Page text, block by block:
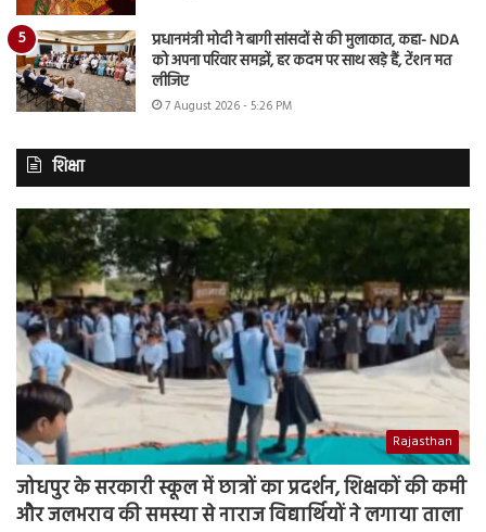
प्रधानमंत्री मोदी ने बागी सांसदों से की मुलाकात, कहा- NDA
को अपना परिवार समझें, हर कदम पर साथ खड़े हैं, टेंशन मत
लीजिए
7 August 2026 - 5:26 PM
शिक्षा
Rajasthan
जोधपुर के सरकारी स्कूल में छात्रों का प्रदर्शन, शिक्षकों की कमी
और जलभराव की समस्या से नाराज विद्यार्थियों ने लगाया ताला